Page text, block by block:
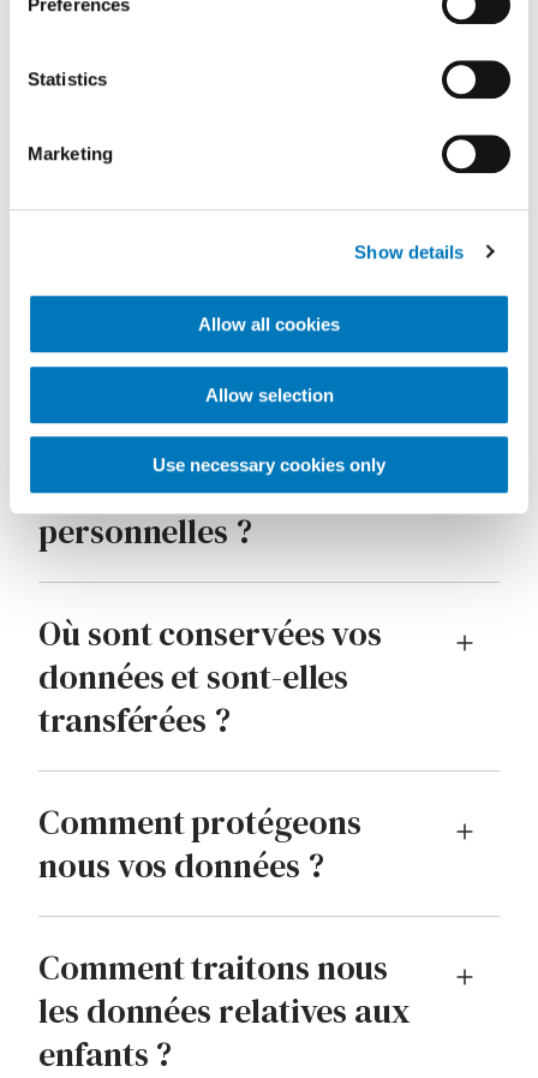
Preferences
Statistics
Marketing
Show details
Allow all cookies
Allow selection
Use necessary cookies only
Comment vos données
collectées ?
Pourquoi utilisons nous
vos données personnelles
?
À qui pouvons-nous
divulguer vos données
personnelles ?
Où sont conservées vos
données et sont-elles
transférées ?
Comment protégeons
nous vos données ?
Comment traitons nous
les données relatives aux
enfants ?